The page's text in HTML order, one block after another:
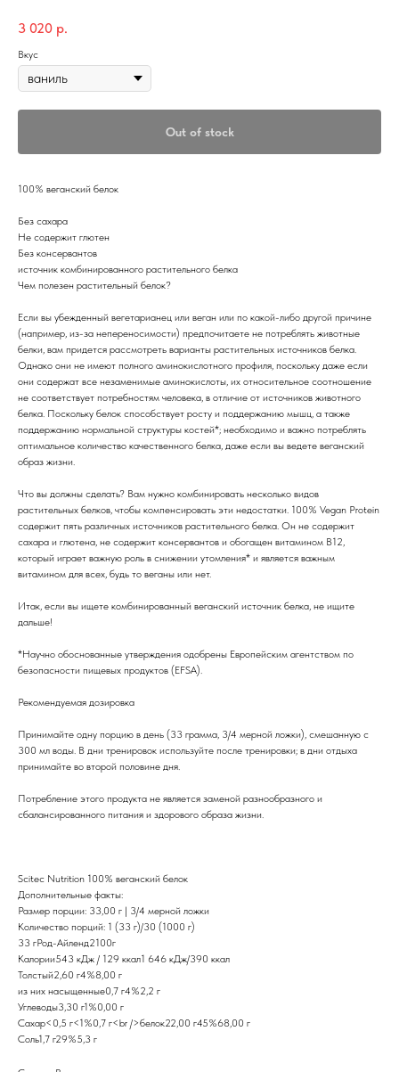
3 020 р.
Вкус
Out of stock
100% веганский белок
Без сахара
Не содержит глютен
Без консервантов
источник комбинированного растительного белка
Чем полезен растительный белок?
Если вы убежденный вегетарианец или веган или по какой-либо другой причине
(например, из-за непереносимости) предпочитаете не потреблять животные
белки, вам придется рассмотреть варианты растительных источников белка.
Однако они не имеют полного аминокислотного профиля, поскольку даже если
они содержат все незаменимые аминокислоты, их относительное соотношение
не соответствует потребностям человека, в отличие от источников животного
белка. Поскольку белок способствует росту и поддержанию мышц, а также
поддержанию нормальной структуры костей*; необходимо и важно потреблять
оптимальное количество качественного белка, даже если вы ведете веганский
образ жизни.
Что вы должны сделать? Вам нужно комбинировать несколько видов
растительных белков, чтобы компенсировать эти недостатки. 100% Vegan Protein
содержит пять различных источников растительного белка. Он не содержит
сахара и глютена, не содержит консервантов и обогащен витамином B12,
который играет важную роль в снижении утомления* и является важным
витамином для всех, будь то веганы или нет.
Итак, если вы ищете комбинированный веганский источник белка, не ищите
дальше!
*Научно обоснованные утверждения одобрены Европейским агентством по
безопасности пищевых продуктов (EFSA).
Рекомендуемая дозировка
Принимайте одну порцию в день (33 грамма, 3/4 мерной ложки), смешанную с
300 мл воды. В дни тренировок используйте после тренировки; в дни отдыха
принимайте во второй половине дня.
Потребление этого продукта не является заменой разнообразного и
сбалансированного питания и здорового образа жизни.
Scitec Nutrition 100% веганский белок
Дополнительные факты:
Размер порции: 33,00 г | 3/4 мерной ложки
Количество порций: 1 (33 г)/30 (1000 г)
33 гРод-Айленд2100г
Калории543 кДж / 129 ккал1 646 кДж/390 ккал
Толстый2,60 г4%8,00 г
из них насыщенные0,7 г4%2,2 г
Углеводы3,30 г1%0,00 г
Сахар<0,5 г<1%0,7 г<br />белок22,00 г45%68,00 г
Соль1,7 г29%5,3 г